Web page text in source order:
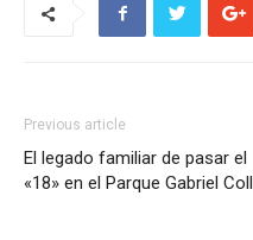
Previous article
El legado familiar de pasar el
«18» en el Parque Gabriel Coll